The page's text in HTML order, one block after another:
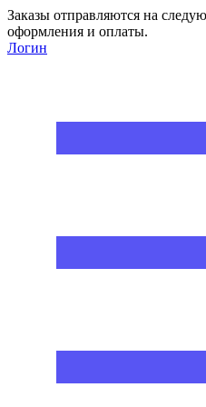
Заказы отправляются на
оформления и оплаты.
Логин